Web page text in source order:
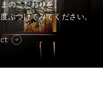
のこだわりを、
ぶつけてみてください。